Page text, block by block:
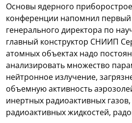
Основы ядерного
конференции напомнил первый
генерального директора по
главный конструктор СНИИП
атомных объектах надо
анализировать множество
нейтронное излучение,
объемную активность
инертных радиоактивных
радиоактивных жидкостей,